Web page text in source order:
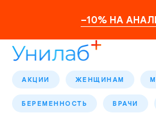
–10% НА
АКЦИИ ЖЕНЩИНАМ
БЕРЕМЕННОСТЬ ВРАЧИ